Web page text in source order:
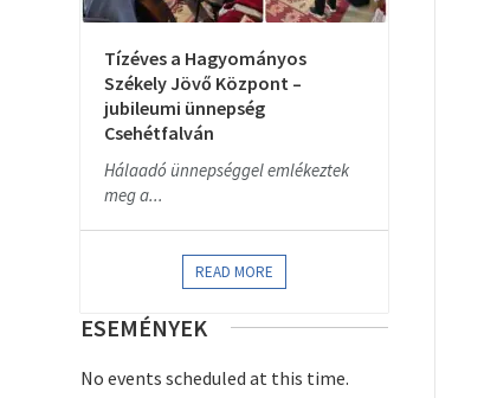
Tízéves a Hagyományos
Székely Jövő Központ –
jubileumi ünnepség
Csehétfalván
Hálaadó ünnepséggel emlékeztek
meg a...
READ MORE
ESEMÉNYEK
No events scheduled at this time.